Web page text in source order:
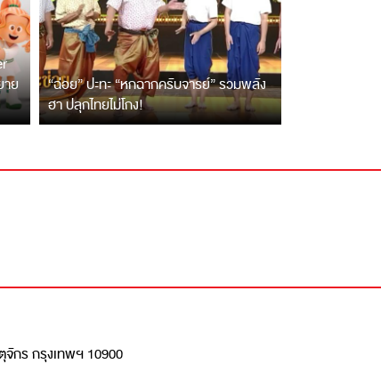
ย
“ฉ่อย” ปะทะ “หกฉากครับจารย์” รวมพลัง
ฮา ปลุกไทยไม่โกง!
จักร กรุงเทพฯ 10900